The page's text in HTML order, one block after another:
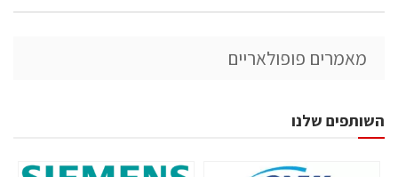
מאמרים פופולאריים
השותפים שלנו